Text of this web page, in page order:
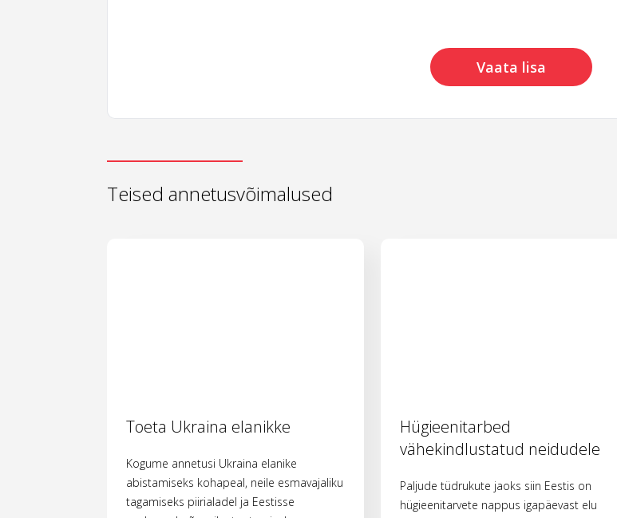
Vaata lisa
Teised annetusvõimalused
Toeta Ukraina elanikke
Kogume annetusi Ukraina elanike
abistamiseks kohapeal, neile esmavajaliku
tagamiseks piirialadel ja Eestisse
Hügieenitarbed
vähekindlustatud neidudele
Paljude tüdrukute jaoks siin Eestis on
hügieenitarvete nappus igapäevast elu